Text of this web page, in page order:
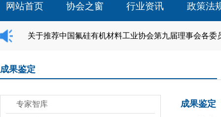
网站首页 协会之窗 行业资讯 政策法
关于推荐中国氟硅有机材料工业协会第九届理事会各委
成果鉴定
专家智库 成果鉴定